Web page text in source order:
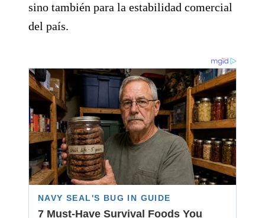
sino también para la estabilidad comercial
del país.